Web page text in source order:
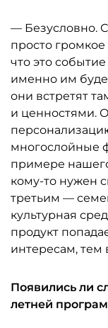
— Безусловно.
просто
что это
именно им
они встретят
и ценностями.
многослойные
примере
кому-то нужен
третьим —
культурная
продукт
интересам, тем
Появились ли
летней